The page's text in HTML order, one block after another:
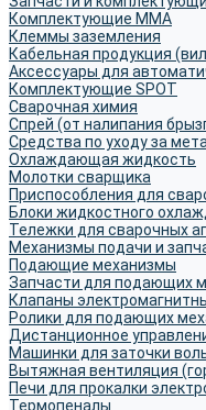
Комплектующие ММА
Клеммы заземления
Кабельная продукция
Аксессуары для
Комплектующие SPOT
Сварочная химия
Спрей (от налипания
Средства по уходу за
Охлаждающая жидкость
Молотки сварщика
Приспособления для
Блоки жидкостного
Тележки для сварочных
Механизмы подачи и
Подающие механизмы
Запчасти для подающих
Клапаны
Ролики для подающих
Дистанционное
Машинки для заточки
Вытяжная вентиляция
Печи для прокалки
Термопеналы